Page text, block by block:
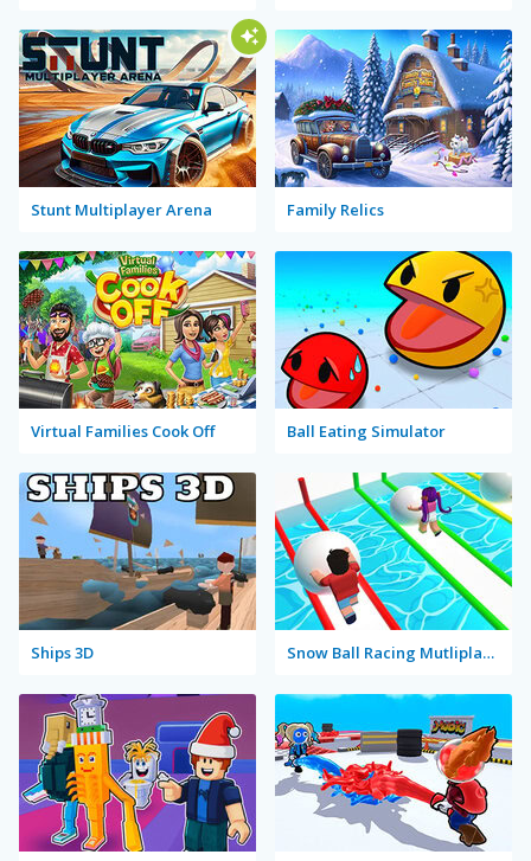
Stunt Multiplayer Arena Family Relics
Virtual Families Cook Off Ball Eating Simulator
Ships 3D Snow Ball Racing Mutliplayer